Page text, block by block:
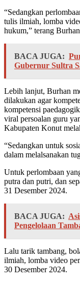
“Sedangkan
tulis ilmiah, lomba
hukum,” terang
BACA JUGA:
Gubernur Sultra
Lebih lanjut, Burhan
dilakukan agar
kompetensi
viral persoalan guru
Kabupaten Konut
“Sedangkan untuk
dalam melalsanakan
Untuk perlombaan
putra dan putri, dan
31 Desember 2024.
BACA JUGA:
Pengelolaan
Lalu tarik tambang,
ilmiah, lomba video
30 Desember 2024.